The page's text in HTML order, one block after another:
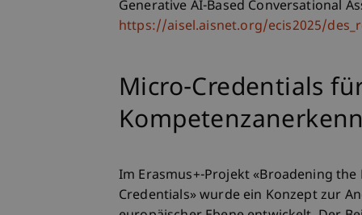
Generative AI-Based Conversational
https://aisel.aisnet.org/ecis2025/
Micro-Credentials
Im Erasmus+-Projekt «Broadening
Credentials» wurde ein Konzept zur